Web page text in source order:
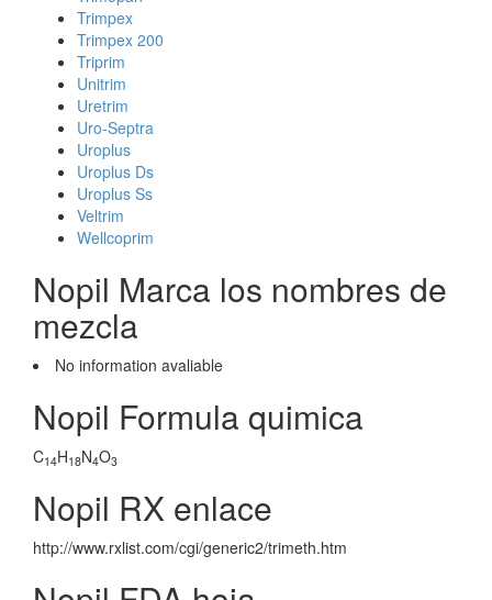
Trimpex
Trimpex 200
Triprim
Unitrim
Uretrim
Uro-Septra
Uroplus
Uroplus Ds
Uroplus Ss
Veltrim
Wellcoprim
Nopil Marca los nombres de
mezcla
No information avaliable
Nopil Formula quimica
C14H18N4O3
Nopil RX enlace
http://www.rxlist.com/cgi/generic2/trimeth.htm